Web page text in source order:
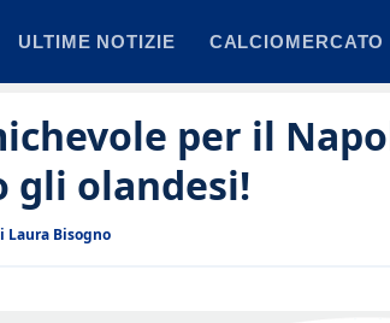
ULTIME NOTIZIE CALCIOMERCATO
per il
gli olandesi!
Laura Bisogno